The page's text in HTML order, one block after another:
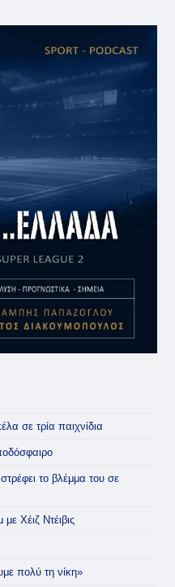
σε τρία παιχνίδια
το βλέμμα του σε
Χέιζ Ντέιβις
πολύ τη νίκη»